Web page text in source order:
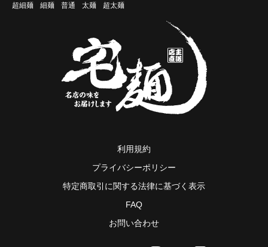
超細麺
細麺 普通 太麺 超太麺
利用規約
プライバシーポリシー
特定商取引に関する法律に基づく表示
FAQ
お問い合わせ